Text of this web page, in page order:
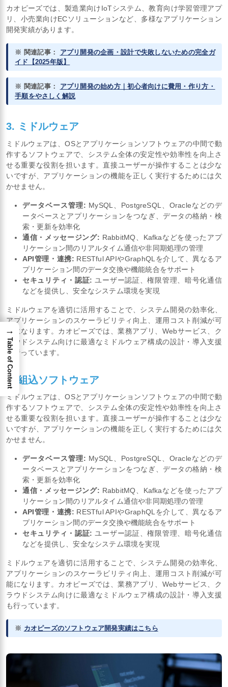
カオピーズでは、製造業向けIoTシステム、教育向け学習管理アプ
リ、小売業向けECソリューションなど、多様なアプリケーション
開発実績があります。
※ 関連記事：
アプリ開発の企画・設計で失敗しないための完全ガ
イド【2025年版】
※ 関連記事：
アプリ開発の始め方｜初心者向けに費用・作り方・
手順をやさしく解説
3. ミドルウェア
ミドルウェアは、OSとアプリケーションソフトウェアの中間で動
作するソフトウェアで、システム全体の安定性や効率性を向上さ
せる重要な役割を担います。直接ユーザーが操作することは少な
いですが、アプリケーションの機能を正しく実行するためには欠
かせません。
データベース管理: MySQL、PostgreSQL、Oracleなどのデ
ータベースとアプリケーションをつなぎ、データの格納・検
索・更新を効率化
通信・メッセージング: RabbitMQ、Kafkaなどを使ったアプ
リケーション間のリアルタイム通信や非同期処理の管理
API管理・連携: RESTful APIやGraphQLを介して、異なるア
プリケーション間のデータ交換や機能統合をサポート
セキュリティ・認証: ユーザー認証、権限管理、暗号化通信
などを提供し、安全なシステム環境を実現
ミドルウェアを適切に活用することで、システム開発の効率化、
アプリケーションのスケーラビリティ向上、運用コスト削減が可
能になります。カオピーズでは、業務アプリ、Webサービス、ク
ラウドシステム向けに最適なミドルウェア構成の設計・導入支援
も行っています。
4. 組込ソフトウェア
ミドルウェアは、OSとアプリケーションソフトウェアの中間で動
作するソフトウェアで、システム全体の安定性や効率性を向上さ
せる重要な役割を担います。直接ユーザーが操作することは少な
いですが、アプリケーションの機能を正しく実行するためには欠
かせません。
データベース管理: MySQL、PostgreSQL、Oracleなどのデ
ータベースとアプリケーションをつなぎ、データの格納・検
索・更新を効率化
通信・メッセージング: RabbitMQ、Kafkaなどを使ったアプ
リケーション間のリアルタイム通信や非同期処理の管理
API管理・連携: RESTful APIやGraphQLを介して、異なるア
プリケーション間のデータ交換や機能統合をサポート
セキュリティ・認証: ユーザー認証、権限管理、暗号化通信
などを提供し、安全なシステム環境を実現
ミドルウェアを適切に活用することで、システム開発の効率化、
アプリケーションのスケーラビリティ向上、運用コスト削減が可
能になります。カオピーズでは、業務アプリ、Webサービス、ク
ラウドシステム向けに最適なミドルウェア構成の設計・導入支援
も行っています。
※ カオピーズのソフトウェア開発実績はこちら
→
Table of Content